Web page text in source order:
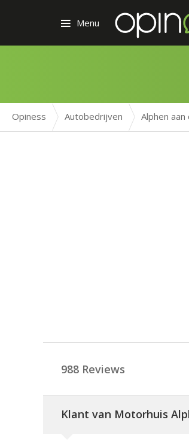
Menu
Opiness Autobedrijven Alphen aan
988 Reviews
Klant van Motorhuis